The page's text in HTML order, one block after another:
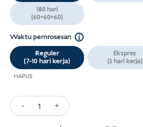
180 hari
(60+60+60)
Waktu pemrosesan
Reguler
(7-10 hari kerja)
Ekspres
(5 hari kerja)
HAPUS
-
Kuantitas
+